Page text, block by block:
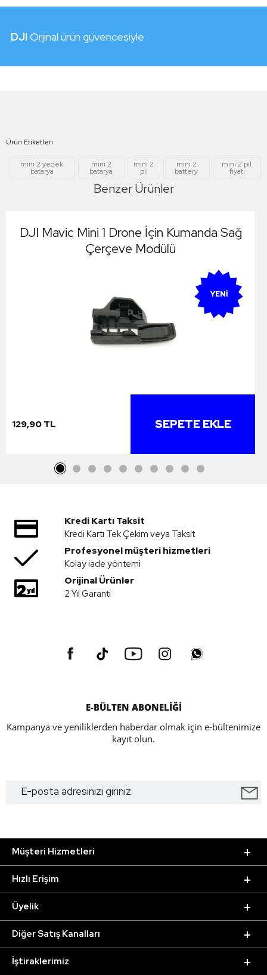
DJI Orjinal ürün güvencesiyle
Ürün Etiketleri
mini 2 yedek
batarya
mini 2
batarya
mini 2
pil
mini 2
battery
mini 2 pil
fiyatı
Benzer Ürünler
DJI Mavic Mini 1 Drone İçin Kumanda Sağ
Çerçeve Modülü
YENI
129,90 TL SEPETE EKLE
Kredi Kartı Taksit
Kredi Kartı Tek Çekim veya Taksit
Profesyonel müşteri hizmetleri
Kolay iade yöntemi
Orijinal Ürünler
2 Yıl Garanti
E-BÜLTEN ABONELİĞİ
Kampanya ve yeniliklerden haberdar olmak için e-bültenimize
kayıt olun.
Müşteri Hizmetleri
Hızlı Erişim
Üyelik
Diğer Satış Kanalları
İştiraklerimiz